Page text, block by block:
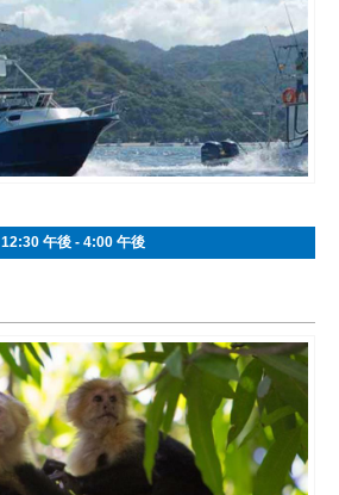
12:30 午後 - 4:00 午後